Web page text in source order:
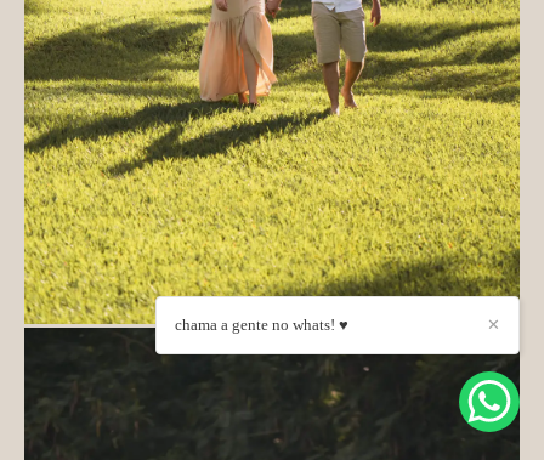
✕
chama a gente no whats! ♥